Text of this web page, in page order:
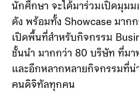
นักศึกษา จะได้มาร่วมเปิดมุม
ดัง พร้อมทั้ง Showcase มาก
เปิดพื้นที่สำหรับกิจกรรม
ชั้นนำ มากกว่า 80 บริษัท ที่ม
และอีกหลากหลายกิจกรรมที่น่
คนดิจิทัลทุกคน